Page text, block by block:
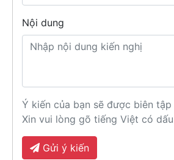
Nội dung
Ý kiến của bạn sẽ được biên
Xin vui lòng gõ tiếng Việt có
Gửi ý kiến